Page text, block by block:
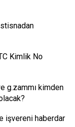
Kimlik No
g.zammı kimden
işvereni haberdar